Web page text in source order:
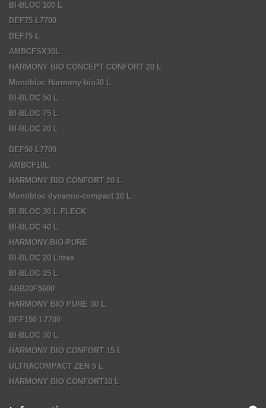
BI-BLOC 100 L
DEF75 L7700
DEF75 L
AMBCFSX30L
HARMONY BIO CONCEPT CONFORT 20 L
Monobloc Harmony-bio30 L
BI-BLOC 50 L
BI-BLOC 75 L
BI-BLOC 20 L
DEF50 L7700
AMBCF10L
HARMONY BIO CONFORT 20 L
Monobloc dynamic-compact 10 L
BI-BLOC 30 L FLECK
BI-BLOC 40 L
HARMONY-BIO-PURE
BI-BLOC 20 Litres
BI-BLOC 15 L
ABB20F5600
HARMONY BIO PURE 30 L
DEF150 L7700
BI-BLOC 30 L
HARMONY BIO CONFORT 15 L
ULTRACOMPACT ZEN 5 L
HARMONY BIO CONFORT10 L